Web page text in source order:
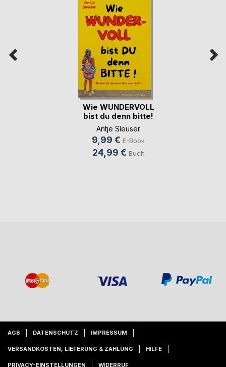
Wie WUNDERVOLL
bist du denn bitte!
Antje Sleuser
9,99 € E-Book
24,99 € Buch
AGB DATENSCHUTZ IMPRESSUM
VERSANDKOSTEN, LIEFERUNG & ZAHLUNG HILFE
PRIVACY-EINSTELLUNGEN WIDERRUF